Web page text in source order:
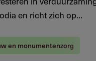
en richt zich op...
en monumentenzorg